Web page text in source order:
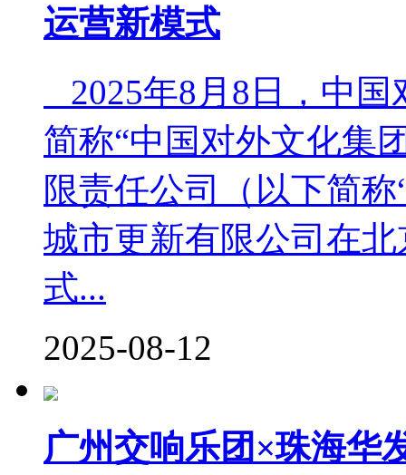
运营新模式
2025年8月8日，中
简称“中国对外文化集
限责任公司（以下简
城市更新有限公司在
式...
2025-08-12
广州交响乐团×珠海华